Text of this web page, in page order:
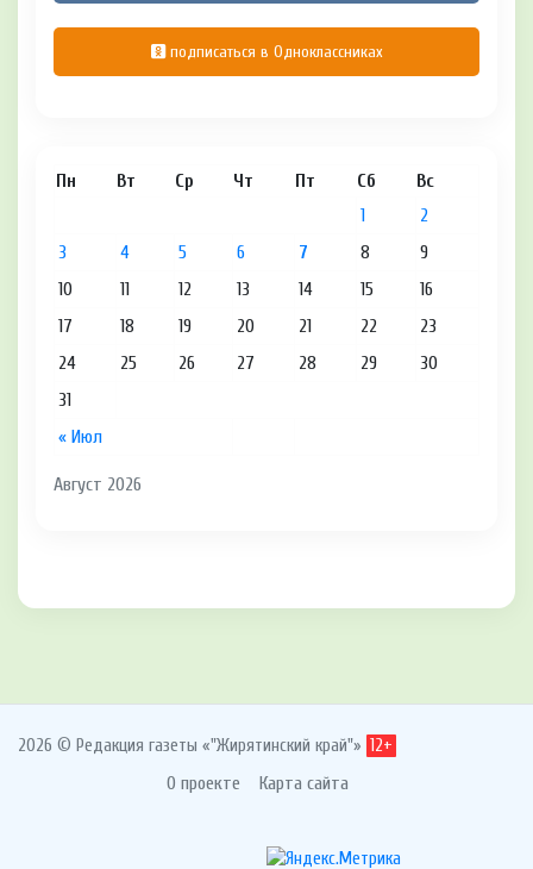
подписаться в Одноклассниках
Август 2026
Пн Вт Ср Чт Пт Сб Вс
« Июл
1
2
3
4 5 6 7 8
9
10
11 12 13 14 15
16
17
18 19 20 21 22
23
24
25 26 27 28 29
30
31
2026 © Редакция газеты «"Жирятинский край"» 12+
О проекте Карта сайта